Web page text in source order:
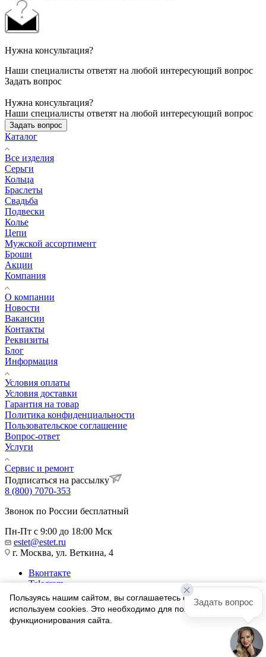
Нужна консультация?
Наши специалисты ответят на любой интересующий вопрос
Задать вопрос
Нужна консультация?
Наши специалисты ответят на любой интересующий вопрос
Задать вопрос
Каталог
Все изделия
Серьги
Кольца
Браслеты
Свадьба
Подвески
Колье
Цепи
Мужской ассортимент
Броши
Акции
Компания
О компании
Новости
Вакансии
Контакты
Реквизиты
Блог
Информация
Условия оплаты
Условия доставки
Гарантия на товар
Политика конфиденциальности
Пользовательское соглашение
Вопрос-ответ
Услуги
Сервис и ремонт
Подписаться на рассылку
8 (800) 7070-353
Звонок по России бесплатный
Пн-Пт с 9:00 до 18:00 Мск
estet@estet.ru
г. Москва, ул. Веткина, 4
Вконтакте
Telegram
Одноклассники
WhatsApp
1991-2026 © Ювелирный Дом ЭСТЕТ
Пользуясь нашим сайтом, вы соглашаетесь с тем, что мы
используем cookies. Это необходимо для полноценного
функционирования сайта.
Задать вопрос